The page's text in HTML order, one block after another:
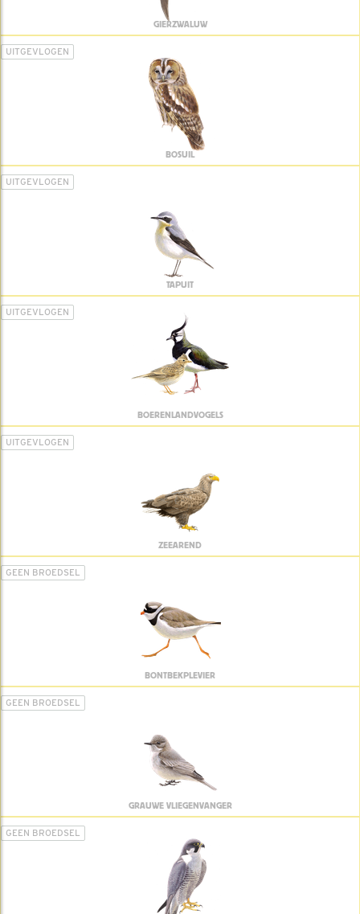
GIERZWALUW
UITGEVLOGEN
BOSUIL
UITGEVLOGEN
TAPUIT
UITGEVLOGEN
BOERENLANDVOGELS
UITGEVLOGEN
ZEEAREND
GEEN BROEDSEL
BONTBEKPLEVIER
GEEN BROEDSEL
GRAUWE VLIEGENVANGER
GEEN BROEDSEL